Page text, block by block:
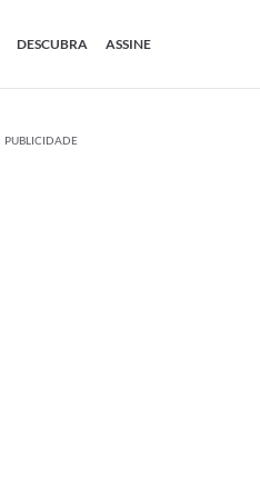
DESCUBRA ASSINE
PUBLICIDADE